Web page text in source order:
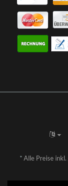
*Alle Preise inkl.